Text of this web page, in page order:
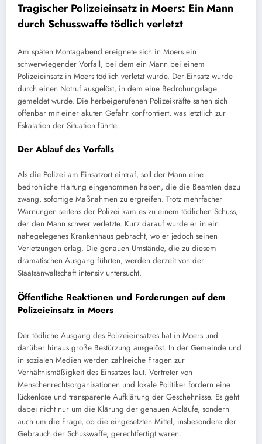
Tragischer Polizeieinsatz in Moers: Ein Mann
durch Schusswaffe tödlich verletzt
Am späten Montagabend ereignete sich in Moers ein
schwerwiegender Vorfall, bei dem ein Mann bei einem
Polizeieinsatz in Moers tödlich verletzt wurde. Der Einsatz wurde
durch einen Notruf ausgelöst, in dem eine Bedrohungslage
gemeldet wurde. Die herbeigerufenen Polizeikräfte sahen sich
offenbar mit einer akuten Gefahr konfrontiert, was letztlich zur
Eskalation der Situation führte.
Der Ablauf des Vorfalls
Als die Polizei am Einsatzort eintraf, soll der Mann eine
bedrohliche Haltung eingenommen haben, die die Beamten dazu
zwang, sofortige Maßnahmen zu ergreifen. Trotz mehrfacher
Warnungen seitens der Polizei kam es zu einem tödlichen Schuss,
der den Mann schwer verletzte. Kurz darauf wurde er in ein
nahegelegenes Krankenhaus gebracht, wo er jedoch seinen
Verletzungen erlag. Die genauen Umstände, die zu diesem
dramatischen Ausgang führten, werden derzeit von der
Staatsanwaltschaft intensiv untersucht.
Öffentliche Reaktionen und Forderungen auf dem
Polizeieinsatz in Moers
Der tödliche Ausgang des Polizeieinsatzes hat in Moers und
darüber hinaus große Bestürzung ausgelöst. In der Gemeinde und
in sozialen Medien werden zahlreiche Fragen zur
Verhältnismäßigkeit des Einsatzes laut. Vertreter von
Menschenrechtsorganisationen und lokale Politiker fordern eine
lückenlose und transparente Aufklärung der Geschehnisse. Es geht
dabei nicht nur um die Klärung der genauen Abläufe, sondern
auch um die Frage, ob die eingesetzten Mittel, insbesondere der
Gebrauch der Schusswaffe, gerechtfertigt waren.